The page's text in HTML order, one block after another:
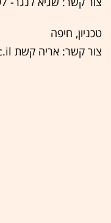
טכניון, חיפה
צור קשר: אריה קשת kesheta@technion.ac.il